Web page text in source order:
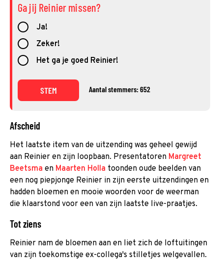
Ga jij Reinier missen?
Ja!
Zeker!
Het ga je goed Reinier!
STEM Aantal stemmers: 652
Afscheid
Het laatste item van de uitzending was geheel gewijd
aan Reinier en zijn loopbaan. Presentatoren Margreet
Beetsma en Maarten Holla toonden oude beelden van
een nog piepjonge Reinier in zijn eerste uitzendingen en
hadden bloemen en mooie woorden voor de weerman
die klaarstond voor een van zijn laatste live-praatjes.
Tot ziens
Reinier nam de bloemen aan en liet zich de loftuitingen
van zijn toekomstige ex-collega's stilletjes welgevallen.